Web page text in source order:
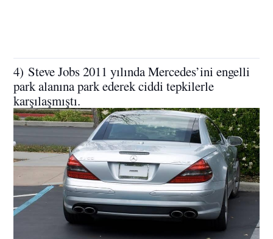
4) Steve Jobs 2011 yılında Mercedes’ini engelli
park alanına park ederek ciddi tepkilerle
karşılaşmıştı.